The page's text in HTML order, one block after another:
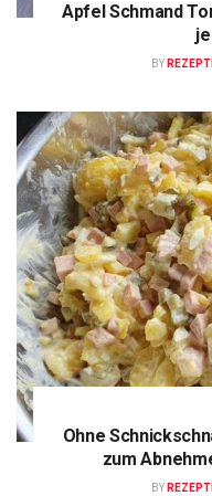
Apfel Schmand
BY
Ohne
zum
BY